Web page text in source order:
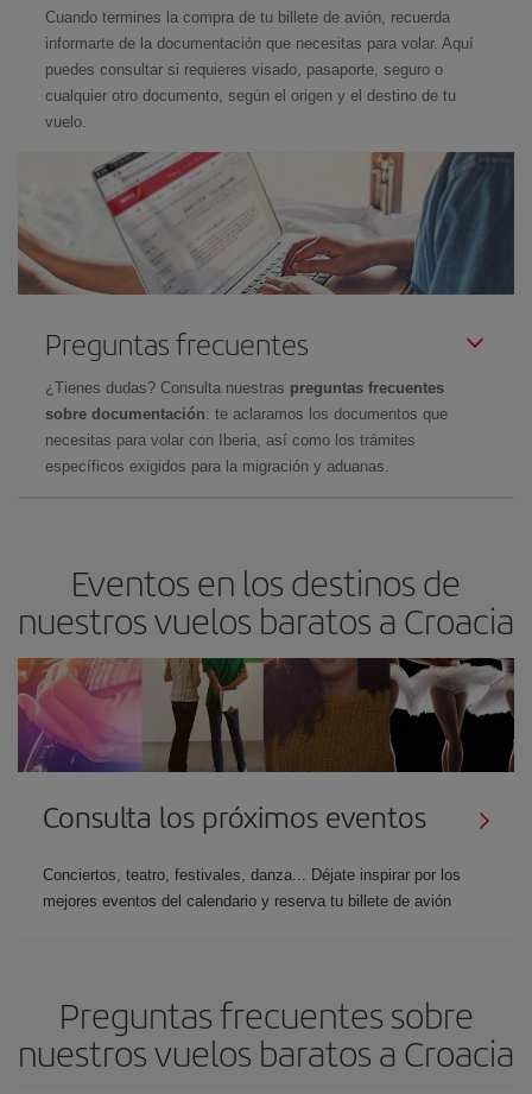
Cuando termines la compra de tu billete de avión, recuerda
informarte de la documentación que necesitas para volar. Aquí
puedes consultar si requieres visado, pasaporte, seguro o
cualquier otro documento, según el origen y el destino de tu
vuelo.
Preguntas frecuentes
¿Tienes dudas? Consulta nuestras preguntas frecuentes
sobre documentación: te aclaramos los documentos que
necesitas para volar con Iberia, así como los trámites
específicos exigidos para la migración y aduanas.
Eventos en los destinos de
nuestros vuelos baratos a Croacia
Consulta los próximos eventos
Conciertos, teatro, festivales, danza... Déjate inspirar por los
mejores eventos del calendario y reserva tu billete de avión
Preguntas frecuentes sobre
nuestros vuelos baratos a Croacia